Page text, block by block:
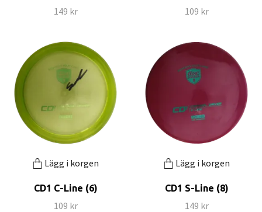
149 kr 109 kr
Lägg i korgen
CD1 C-Line (6)
109 kr
Lägg i korgen
CD1 S-Line (8)
149 kr